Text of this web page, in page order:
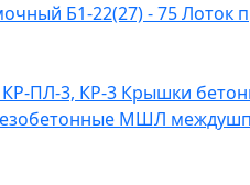
Б1-22(27) - 75Лоток
ПЛ-3, КР-3 Крышки
МШЛ